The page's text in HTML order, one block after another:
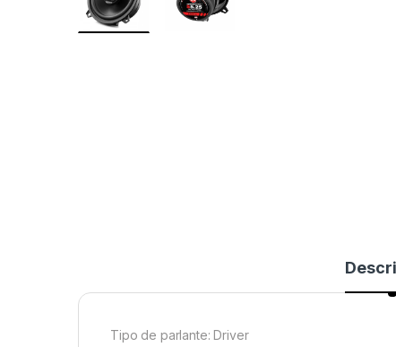
Tipo de parlante: Driver